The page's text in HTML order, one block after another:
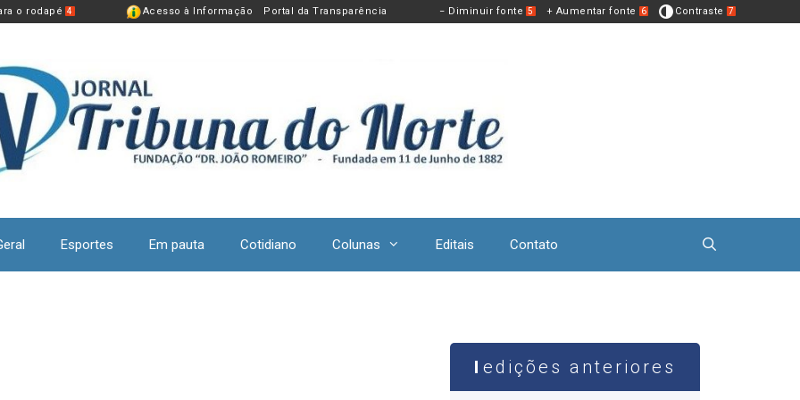
o rodapé 4 Acesso à Informação Portal da Transparência − Diminuir fonte 5 + Aumentar fonte 6 Contraste 7
Esportes Em pauta Cotidiano Colunas Editais Contato
edições anteriores